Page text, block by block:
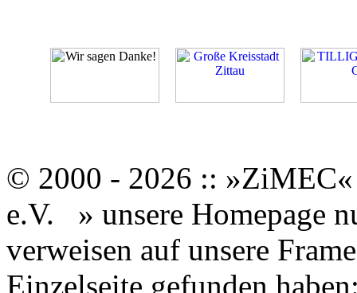
© 2000 - 2026 ::
e.V.
» unsere Homepage
verweisen auf unsere
Einzelseite gefunden